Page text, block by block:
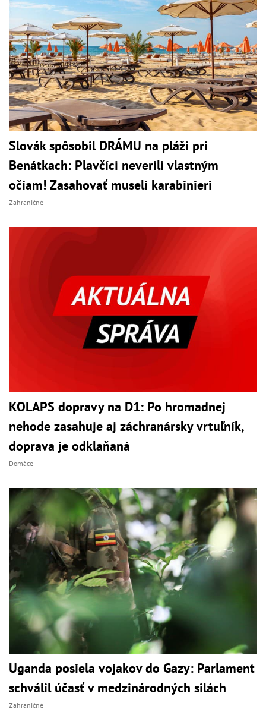
Slovák spôsobil DRÁMU na pláži pri
Benátkach: Plavčíci neverili vlastným
očiam! Zasahovať museli karabinieri
Zahraničné
KOLAPS dopravy na D1: Po hromadnej
nehode zasahuje aj záchranársky vrtuľník,
doprava je odklaňaná
Domáce
Uganda posiela vojakov do Gazy: Parlament
schválil účasť v medzinárodných silách
Zahraničné